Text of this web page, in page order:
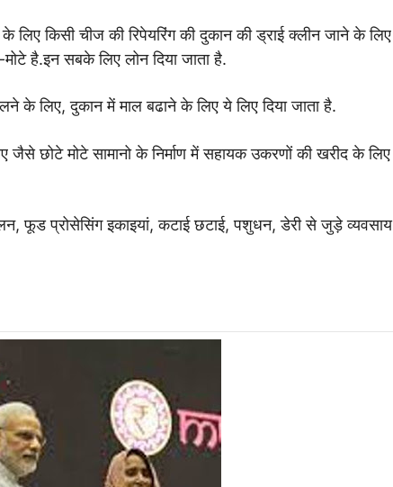
किसी चीज की रिपेयरिंग की दुकान की ड्राई क्लीन जाने के लिए
है.इन सबके लिए लोन दिया जाता है.
के लिए, दुकान में माल बढाने के लिए ये लिए दिया जाता है.
छोटे मोटे सामानो के निर्माण में सहायक उकरणों की खरीद के लिए
फूड प्रोसेसिंग इकाइयां, कटाई छटाई, पशुधन, डेरी से जुड़े व्यवसाय